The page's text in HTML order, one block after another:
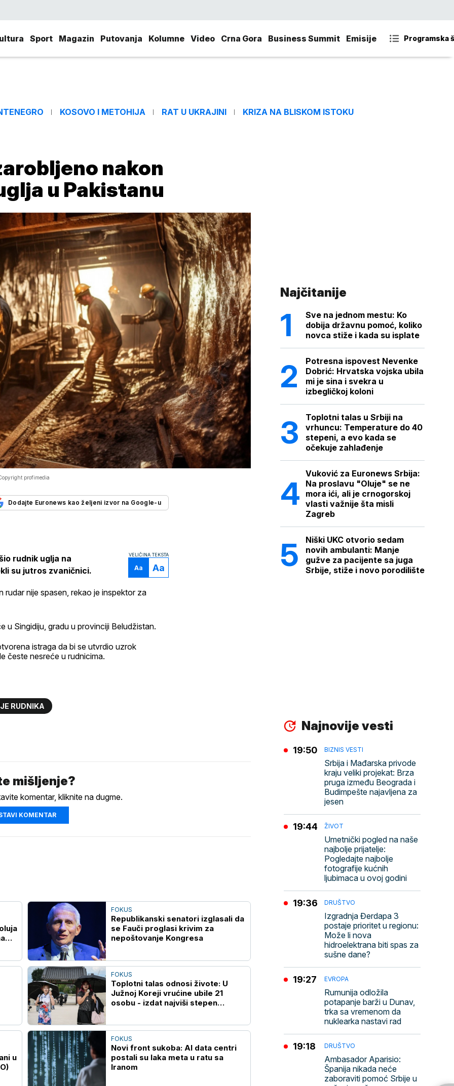
Sport Magazin Putovanja Kolumne Video Crna Gora Business Summit Emisije Programska
KOSOVO I METOHIJA RAT U UKRAJINI KRIZA NA BLISKOM ISTOKU
nakon
u Pakistanu
profimedia
Dodajte Euronews kao željeni izvor na Google-u
VELIČINA TEKSTA
Aa Aa
rudnik uglja na
su jutros zvaničnici.
rudar nije spasen, rekao je inspektor za
u Singidiju, gradu u provinciji Beludžistan.
istraga da bi se utvrdio uzrok
česte nesreće u rudnicima.
RUDNIKA
mišljenje?
komentar, kliknite na dugme.
KOMENTAR
FOKUS
Republikanski senatori izglasali da
se Fauči proglasi krivim za
nepoštovanje Kongresa
FOKUS
Toplotni talas odnosi živote: U
Južnoj Koreji vrućine ubile 21
osobu - izdat najviši stepen
u
FOKUS
Novi front sukoba: AI data centri
postali su laka meta u ratu sa
Iranom
Najčitanije
Sve na jednom mestu: Ko
dobija državnu pomoć, koliko
novca stiže i kada su isplate
Potresna ispovest Nevenke
Dobrić: Hrvatska vojska ubila
mi je sina i svekra u
izbegličkoj koloni
Toplotni talas u Srbiji na
vrhuncu: Temperature do 40
stepeni, a evo kada se
očekuje zahlađenje
Vuković za Euronews Srbija:
Na proslavu "Oluje" se ne
mora ići, ali je crnogorskoj
vlasti važnije šta misli
Zagreb
Niški UKC otvorio sedam
novih ambulanti: Manje
gužve za pacijente sa juga
Srbije, stiže i novo porodilište
Najnovije vesti
BIZNIS VESTI
Srbija i Mađarska privode
kraju veliki projekat: Brza
pruga između Beograda i
Budimpešte najavljena za
jesen
19:50
ŽIVOT
Umetnički pogled na naše
najbolje prijatelje:
Pogledajte najbolje
fotografije kućnih
ljubimaca u ovoj godini
19:44
DRUŠTVO
Izgradnja Đerdapa 3
postaje prioritet u regionu:
Može li nova
hidroelektrana biti spas za
sušne dane?
19:36
EVROPA
Rumunija odložila
potapanje barži u Dunav,
trka sa vremenom da
nuklearka nastavi rad
19:27
DRUŠTVO
Ambasador Aparisio:
Španija nikada neće
zaboraviti pomoć Srbije u
19:18